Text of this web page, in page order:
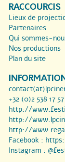
RACCOURCIS
Lieux de
Partenaires
Qui sommes-
Nos productions
Plan du site
+32 (0)2 538 17
http://
http://
http://
Facebook :
Instagram :